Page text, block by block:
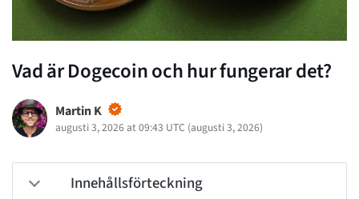
Vad är Dogecoin och hur fungerar det?
Martin K
augusti 3, 2026 at 09:43 UTC (augusti 3, 2026)
Innehållsförteckning